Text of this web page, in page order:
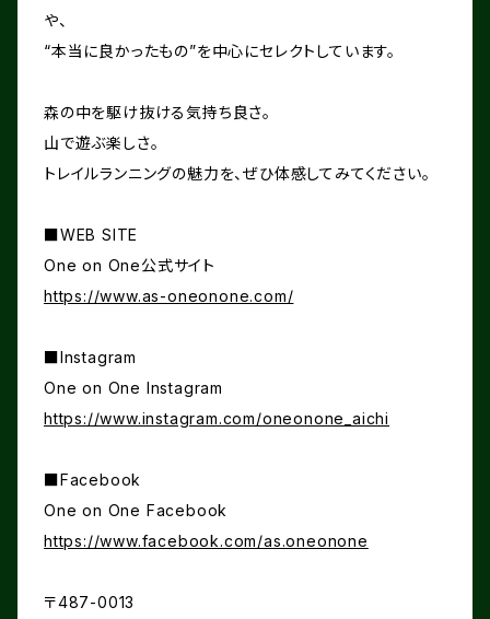
や、
“本当に良かったもの”を中心にセレクトしています。
森の中を駆け抜ける気持ち良さ。
山で遊ぶ楽しさ。
トレイルランニングの魅力を、ぜひ体感してみてください。
■WEB SITE
One on One公式サイト
https://www.as-oneonone.com/
■Instagram
One on One Instagram
https://www.instagram.com/oneonone_aichi
■Facebook
One on One Facebook
https://www.facebook.com/as.oneonone
〒487-0013